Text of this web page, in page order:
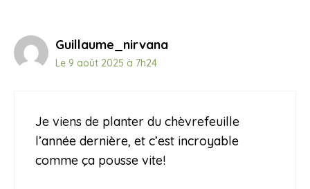
Guillaume_nirvana
Le 9 août 2025 à 7h24
Je viens de planter du chèvrefeuille
l’année dernière, et c’est incroyable
comme ça pousse vite!